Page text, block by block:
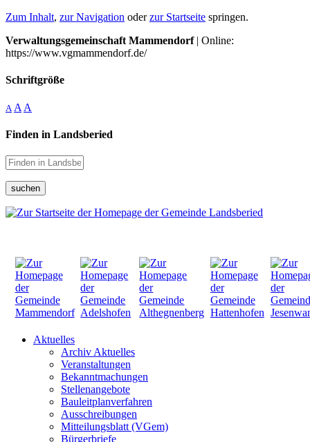
Zum Inhalt, zur Navigation oderzur Startseite springen.
Verwaltungsgemeinschaft Mammendorf| Online:
https://www.vgmammendorf.de/
Schriftgröße
A A A
Finden in Landsberied
suchen
Aktuelles
Archiv Aktuelles
Veranstaltungen
Bekanntmachungen
Stellenangebote
Bauleitplanverfahren
Ausschreibungen
Mitteilungsblatt (VGem)
Bürgerbriefe